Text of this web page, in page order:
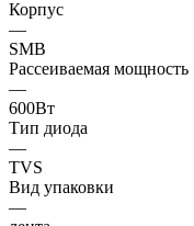
Корпус
—
SMB
Рассеиваемая мощность
—
600Вт
Тип диода
—
TVS
Вид упаковки
—